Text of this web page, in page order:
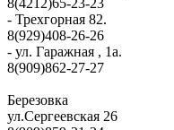
- Трехгорная 82.
8(929)408-26-26
- ул. Гаражная , 1а.
8(909)862-27-27
Березовка
ул.Сергеевская 26